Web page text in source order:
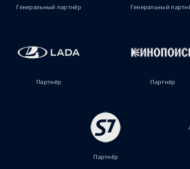
Генеральный партнёр Генеральный
Партнёр Партнёр
Партнёр